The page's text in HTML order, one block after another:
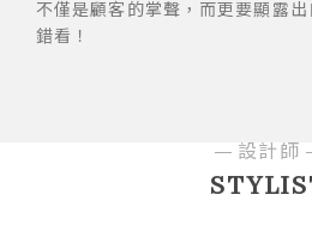
不僅是顧客的掌聲，而更要顯露
錯看！
設計師